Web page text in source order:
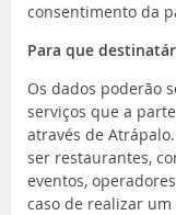
consentimento da
Para que
Os dados poderão
serviços que a
através de
ser restaurantes,
eventos,
caso de realizar